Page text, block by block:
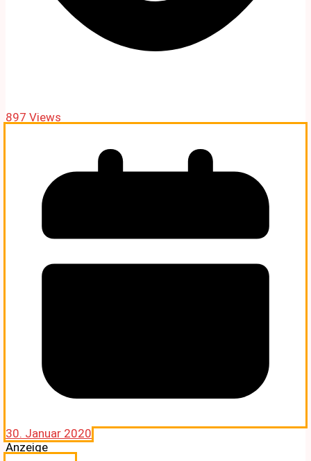
897 Views
30. Januar 2020
Anzeige